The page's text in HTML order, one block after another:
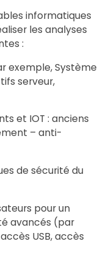
informatiques
les analyses
:
exemple, Système
serveur,
et IOT : anciens
– ​​anti-
de sécurité du
pour un
avancés (par
USB, accès